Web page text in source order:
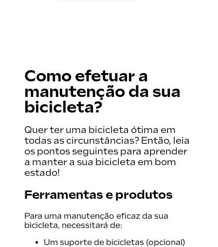
Como efetuar a
manutenção da sua
bicicleta?
Quer ter uma bicicleta ótima em
todas as circunstâncias? Então, leia
os pontos seguintes para aprender
a manter a sua bicicleta em bom
estado!
Ferramentas e produtos
Para uma manutenção eficaz da sua
bicicleta, necessitará de:
Um suporte de bicicletas (opcional)